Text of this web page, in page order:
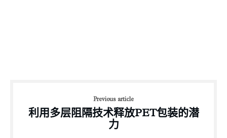
Previous article
利用多层阻隔技术释放PET包装的潜
力